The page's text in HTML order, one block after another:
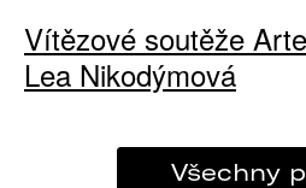
Vítězové soutěže
Lea Nikodýmová
Všechny